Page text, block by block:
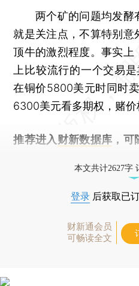
两个矿的问题均发酵
就是关注点，不算特别意
顶牛的激烈程度。事实
上比较流行的一个交易
在铜价5800美元时同时
6300美元看多期权，赌价
推荐进入 财新数据库 ，
本文共计2627字
登录 后获取已
财新通会员
可畅读全文